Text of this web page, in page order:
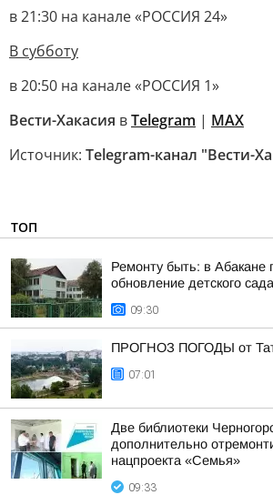
в 21:30 на канале «РОССИЯ 24»
В субботу
в 20:50 на канале «РОССИЯ 1»
Вести-Хакасия вTelegram | MAX
Источник: Telegram-канал "Вести-
ТОП
Ремонту быть: в Абакане
обновление детского
09:30
ПРОГНОЗ ПОГОДЫ от
07:01
Две библиотеки
дополнительно
нацпроекта «Семья»
09:33